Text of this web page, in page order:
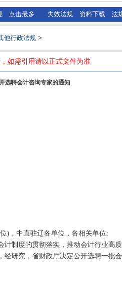
点击最多 失效法规 资料下载 法
他行政法规 >
如需引用请以正式文件为准
选聘会计咨询专家的通知
)，中直驻辽各单位，各相关单位:
制度的贯彻落实，推动会计行业高
经研究，省财政厅决定公开选聘一批